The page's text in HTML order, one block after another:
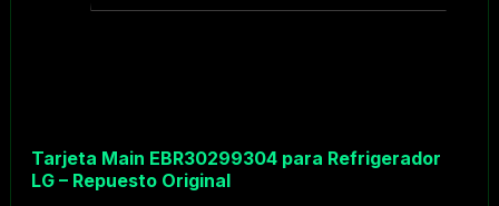
Tarjeta Main EBR30299304 para Refrigerador
LG – Repuesto Original